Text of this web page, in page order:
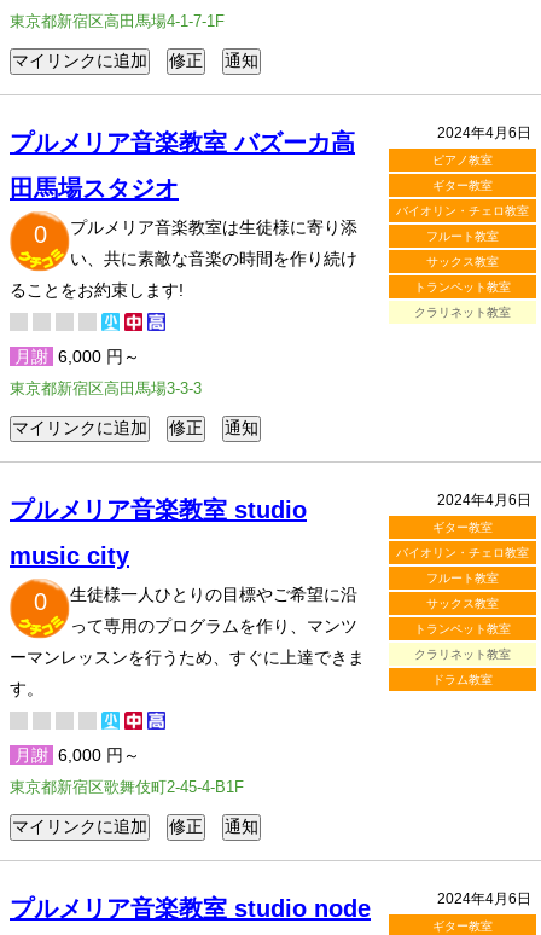
東京都新宿区高田馬場4-1-7-1F
2024年4月6日
ピアノ教室
ギター教室
バイオリン・チェロ教室
フルート教室
サックス教室
トランペット教室
クラリネット教室
プルメリア音楽教室 バズーカ高
田馬場スタジオ
0
プルメリア音楽教室は生徒様に寄り添
い、共に素敵な音楽の時間を作り続け
ることをお約束します!
月謝 6,000 円～
東京都新宿区高田馬場3-3-3
2024年4月6日
ギター教室
バイオリン・チェロ教室
フルート教室
サックス教室
トランペット教室
クラリネット教室
ドラム教室
プルメリア音楽教室 studio
music city
0
生徒様一人ひとりの目標やご希望に沿
って専用のプログラムを作り、マンツ
ーマンレッスンを行うため、すぐに上達できま
す。
月謝 6,000 円～
東京都新宿区歌舞伎町2-45-4-B1F
2024年4月6日
ギター教室
プルメリア音楽教室 studio node